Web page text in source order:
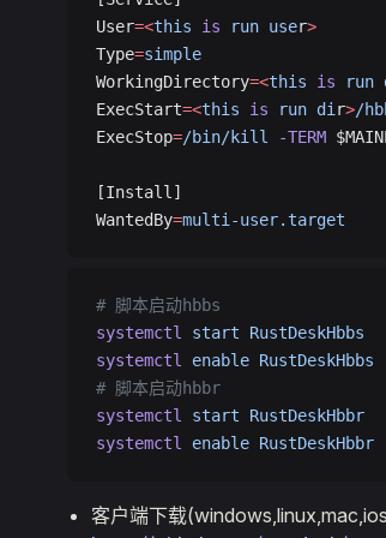
User=<this is run user>
Type=simple
WorkingDirectory=<this is run
ExecStart=<this is run di r>/
ExecStop=/bin/kill -TERM
[Install]
WantedBy=multi-user.target
# 脚本启动hbbs
systemctl
start RustDeskHbbs
systemctl
enable RustDeskHbbs
# 脚本启动hbbr
systemctl
start RustDeskHbbr
systemctl
enable RustDeskHbbr
客户端下载